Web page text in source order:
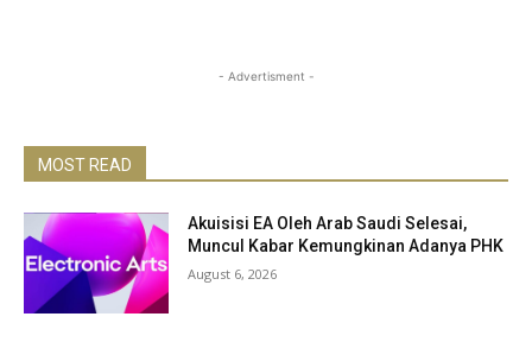
- Advertisment -
MOST READ
Akuisisi EA Oleh Arab Saudi Selesai,
Muncul Kabar Kemungkinan Adanya PHK
August 6, 2026